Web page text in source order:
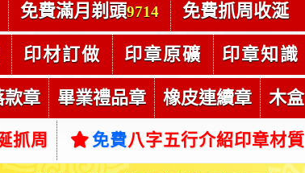
免費滿月剃頭9714 免費抓周收涎
印材訂做 印章原礦 印章知識
款章 畢業禮品章 橡皮連續章 木盒
抓周 免費八字五行介紹印章材質